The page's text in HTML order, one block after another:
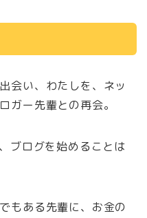
会い、わたしを、ネッ
ガー先輩との再会。
ブログを始めることは
もある先輩に、お金の